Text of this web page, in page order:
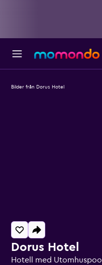
Dorus Hotel
Hotell med Utomhuspool
Bilder från Dorus Hotel